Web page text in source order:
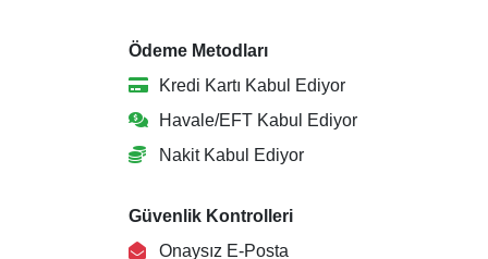
Ödeme Metodları
Kredi Kartı Kabul Ediyor
Havale/EFT Kabul Ediyor
Nakit Kabul Ediyor
Güvenlik Kontrolleri
Onaysız E-Posta